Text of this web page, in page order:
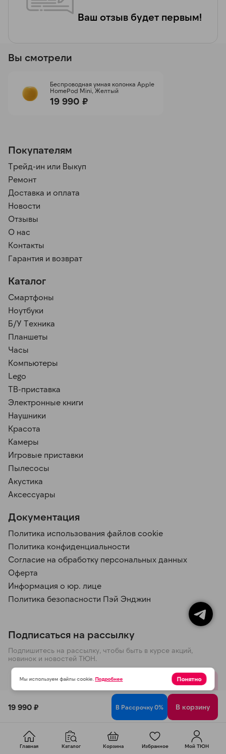
19 990 ₽ В Рассрочку 0% В корзину
Ваш отзыв будет первым!
Вы смотрели
Беспроводная умная колонка Apple
HomePod Mini, Желтый
19 990 ₽
Покупателям
Трейд-ин или Выкуп
Ремонт
Доставка и оплата
Новости
Отзывы
О нас
Контакты
Гарантия и возврат
Каталог
Смартфоны
Ноутбуки
Б/У Техника
Планшеты
Часы
Компьютеры
Lego
ТВ-приставка
Электронные книги
Наушники
Красота
Камеры
Игровые приставки
Пылесосы
Акустика
Аксессуары
Документация
Политика использования файлов cookie
Политика конфиденциальности
Согласие на обработку персональных данных
Оферта
Информация о юр. лице
Политика безопасности Пэй Энджин
Подписаться на рассылку
Подпишитесь на рассылку, чтобы быть в курсе акций,
новинок и новостей ТЮН.
Отправить
Политика конфиденциальности © 2026 ООО ТЮН
Главная Каталог Корзина Избранное Мой ТЮН
Мы используем файлы cookie.Подробнее Понятно